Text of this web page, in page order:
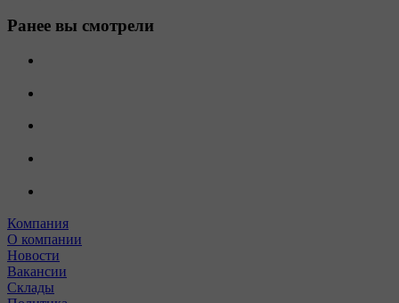
Ранее вы смотрели
Компания
О компании
Новости
Вакансии
Склады